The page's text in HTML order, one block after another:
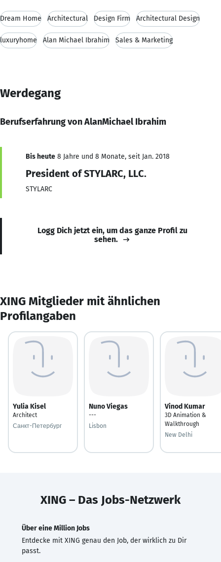
Dream Home Architectural Design Firm Architectural Design
luxuryhome Alan Michael Ibrahim Sales & Marketing
Werdegang
Berufserfahrung von AlanMichael Ibrahim
Bis heute 8 Jahre und 8 Monate, seit Jan. 2018
President of STYLARC, LLC.
STYLARC
Logg Dich jetzt ein, um das ganze Profil zu
sehen.
XING Mitglieder mit ähnlichen
Profilangaben
Yulia Kisel
Architect
Санкт-Петербург
Nuno Viegas
---
Lisbon
Vinod Kumar
3D Animation &
Walkthrough
New Delhi
XING – Das Jobs-Netzwerk
Über eine Million Jobs
Entdecke mit XING genau den Job, der wirklich zu Dir
passt.